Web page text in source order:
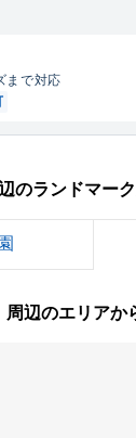
まで対応
のランドマー
周辺のエリアか